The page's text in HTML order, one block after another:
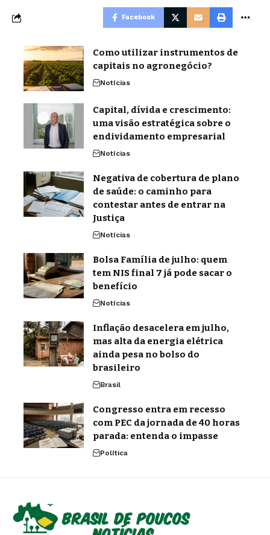
Facebook
Como utilizar instrumentos de
capitais no agronegócio?
Notícias
Capital, dívida e crescimento:
uma visão estratégica sobre o
endividamento empresarial
Notícias
Negativa de cobertura de plano
de saúde: o caminho para
contestar antes de entrar na
Justiça
Notícias
Bolsa Família de julho: quem
tem NIS final 7 já pode sacar o
benefício
Notícias
Inflação desacelera em julho,
mas alta da energia elétrica
ainda pesa no bolso do
brasileiro
Brasil
Congresso entra em recesso
com PEC da jornada de 40 horas
parada: entenda o impasse
Política